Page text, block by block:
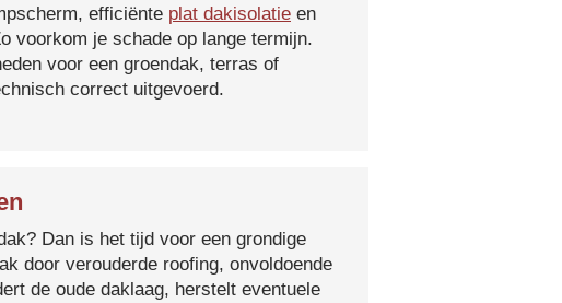
efficiënte plat dakisolatie en
voorkom je schade op lange termijn.
voor een groendak, terras of
correct uitgevoerd.
Dan is het tijd voor een grondige
door verouderde roofing, onvoldoende
de oude daklaag, herstelt eventuele